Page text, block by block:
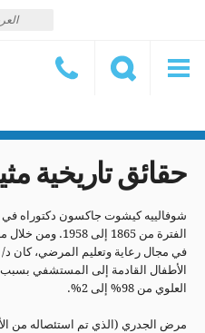
حقائق تاريخية
شوفالييه كيشوت جاكسون دكتوراه في
الفترة من 1865
في مجال رعاية وتعليم المرضي،
الأطفال القادمة إلى المستشفي بسبب
العلوي من 98% إلى 2%.